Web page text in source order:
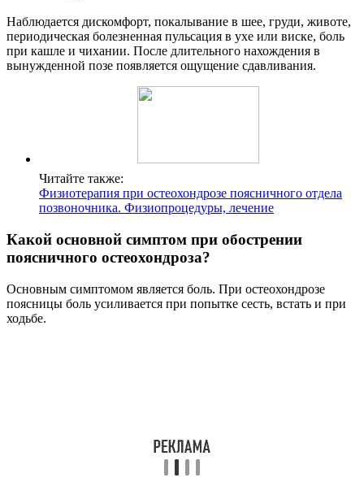
Наблюдается дискомфорт, покалывание в шее, груди, животе,
периодическая болезненная пульсация в ухе или виске, боль
при кашле и чихании. После длительного нахождения в
вынужденной позе появляется ощущение сдавливания.
Читайте также:
Физиотерапия при остеохондрозе поясничного отдела
позвоночника. Физиопроцедуры, лечение
Какой основной симптом при обострении
поясничного остеохондроза?
Основным симптомом является боль. При остеохондрозе
поясницы боль усиливается при попытке сесть, встать и при
ходьбе.